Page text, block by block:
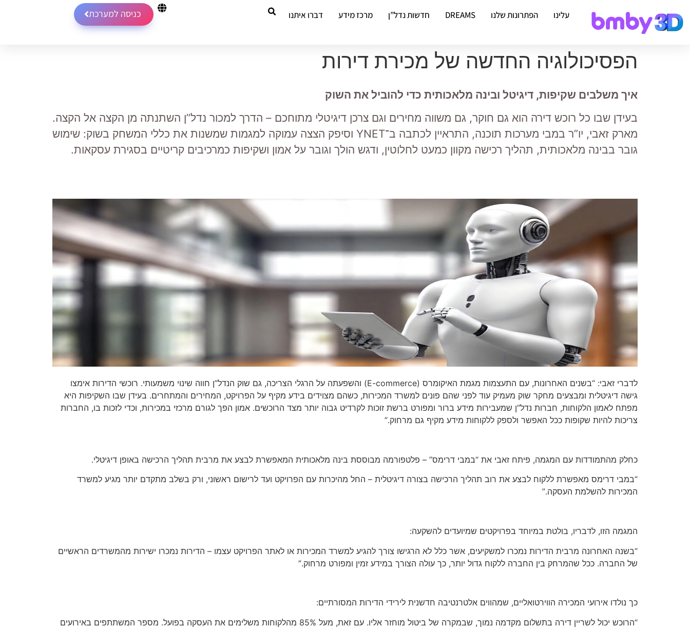
עלינו הפתרונות שלנו DREAMS חדשות נדל”ן מרכז מידע דברו איתנו כניסה למערכת
הפסיכולוגיה החדשה של מכירת דירות
איך משלבים שקיפות, דיגיטל ובינה מלאכותית כדי להוביל את השוק
בעידן שבו כל רוכש דירה הוא גם חוקר, גם משווה מחירים וגם צרכן דיגיטלי מתוחכם – הדרך למכור נדל”ן השתנתה מן הקצה אל הקצה.
מארק זאבי, יו”ר במבי מערכות תוכנה, התראיין לכתבה ב־YNET וסיפק הצצה עמוקה למגמות שמשנות את כללי המשחק בשוק: שימוש
גובר בבינה מלאכותית, תהליך רכישה מקוון כמעט לחלוטין, ודגש הולך וגובר על אמון ושקיפות כמרכיבים קריטיים בסגירת עסקאות.
לדברי זאבי: “בשנים האחרונות, עם התעצמות מגמת האיקומרס (E-commerce) והשפעתה על הרגלי הצריכה, גם שוק הנדל”ן חווה שינוי משמעותי. רוכשי הדירות אימצו
גישה דיגיטלית ומבצעים מחקר שוק מעמיק עוד לפני שהם פונים למשרד המכירות, כשהם מצוידים בידע מקיף על הפרויקט, המחירים והמתחרים. בעידן שבו השקיפות היא
מפתח לאמון הלקוחות, חברות נדל”ן שמעבירות מידע ברור ומפורט ברשת זוכות לקרדיט גבוה יותר מצד הרוכשים. אמון הפך לגורם מרכזי במכירות, וכדי לזכות בו, החברות
צריכות להיות שקופות ככל האפשר ולספק ללקוחות מידע מקיף גם מרחוק.”
כחלק מהתמודדות עם המגמה, פיתח זאבי את “במבי דרימס” – פלטפורמה מבוססת בינה מלאכותית המאפשרת לבצע את מרבית תהליך הרכישה באופן דיגיטלי.
“במבי דרימס מאפשרת ללקוח לבצע את רוב תהליך הרכישה בצורה דיגיטלית – החל מהיכרות עם הפרויקט ועד לרישום ראשוני, ורק בשלב מתקדם יותר מגיע למשרד
המכירות להשלמת העסקה.”
המגמה הזו, לדבריו, בולטת במיוחד בפרויקטים שמיועדים להשקעה:
“בשנה האחרונה מרבית הדירות נמכרו למשקיעים, אשר כלל לא הרגישו צורך להגיע למשרד המכירות או לאתר הפרויקט עצמו – הדירות נמכרו ישירות מהמשרדים הראשיים
של החברה. ככל שהמרחק בין החברה ללקוח גדול יותר, כך עולה הצורך במידע זמין ומפורט מרחוק.”
כך נולדו אירועי המכירה הווירטואליים, שמהווים אלטרנטיבה חדשנית לירידי הדירות המסורתיים:
“הרוכש יכול לשריין דירה בתשלום מקדמה נמוך, שבמקרה של ביטול מוחזר אליו. עם זאת, מעל 85% מהלקוחות משלימים את העסקה בפועל. מספר המשתתפים באירועים